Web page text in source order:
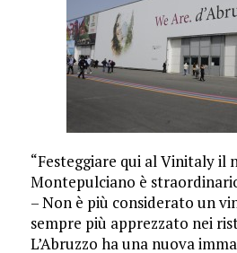
“Festeggiare qui al Vini­taly il
Montepulciano è
– Non è più considerato un
sempre più apprezzato nei
L’Abruzzo ha una nuova